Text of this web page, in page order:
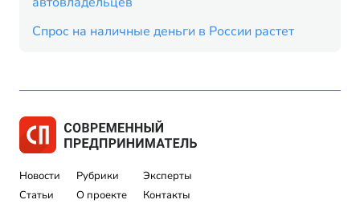
Спрос на наличные деньги в России растет
Новости
Статьи
Рубрики
О проекте
Эксперты
Контакты